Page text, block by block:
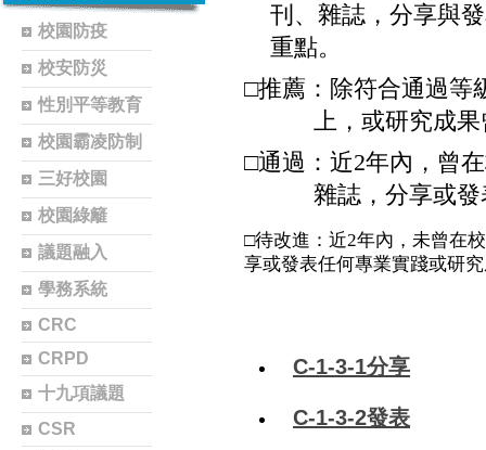
校園防疫
校安防災
性別平等教育
校園霸凌防制
三好校園
校園綠籬
議題融入
學務系統
CRC
CRPD
十九項議題
CSR
刊、雜誌，分享與
重點。
□推薦：除符合通過等
上，或研究成
□通過：近2年內，曾
雜誌，分享或
□待改進：近2年內，未曾在
享或發表任何專業實踐或研
C-1-3-1分享
C-1-3-2發表